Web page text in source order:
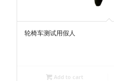
轮椅车测试用假人
Add to cart